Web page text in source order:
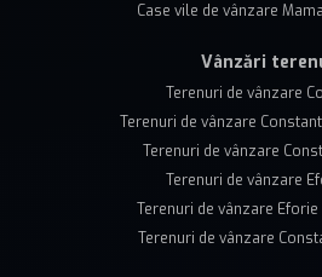
Case vile de vânzare
Vânzări
Terenuri de vânzare
Terenuri de vânzare
Terenuri de vânzare
Terenuri de vânzare
Terenuri de vânzare Eforie
Terenuri de vânzare